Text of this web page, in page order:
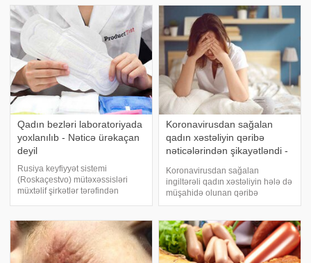
-ın xarici mediaya istinadla
məlumatına görə, bir kişi ilə uzun
müddət inti
-ın xarici mediaya istinadla
məlumatına görə, bir kişi ilə uzun
müddət inti
Qadın bezləri laboratoriyada
yoxlanılıb - Nəticə ürəkaçan
deyil
Rusiya keyfiyyət sistemi
(Roskaçestvo) mütəxəssisləri
müxtəlif şirkətlər tərəfindən
şəraitində təhlil ediblər.
Roskaçestvonun saytında dərc
olunan məlumatlara görə,
laboratoriyay
Koronavirusdan sağalan
qadın xəstəliyin qəribə
nəticələrindən şikayətləndi -
Koronavirusdan sağalan
ingiltərəli qadın xəstəliyin hələ də
müşahidə olunan qəribə
nəticələrindən şikayətlənib. -a
Frankom yeni koronavirus
infeksiyasını çox çətin keçirib,
reanimasiyad